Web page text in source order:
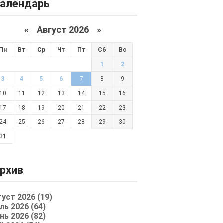
« Август 2026 »
Пн Вт Ср Чт Пт Сб Вс
1 2
3 4 5 6 7 8 9
10 11 12 13 14 15 16
17 18 19 20 21 22 23
24 25 26 27 28 29 30
31
2026 (19)
2026 (64)
2026 (82)